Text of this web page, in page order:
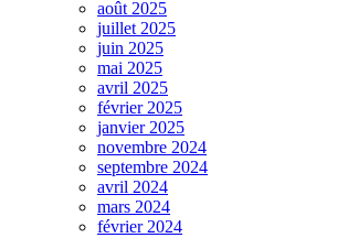
août 2025
juillet 2025
juin 2025
mai 2025
avril 2025
février 2025
janvier 2025
novembre 2024
septembre 2024
avril 2024
mars 2024
février 2024